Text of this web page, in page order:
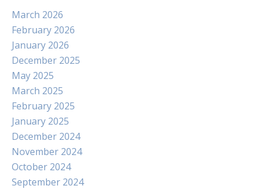
March 2026
February 2026
January 2026
December 2025
May 2025
March 2025
February 2025
January 2025
December 2024
November 2024
October 2024
September 2024